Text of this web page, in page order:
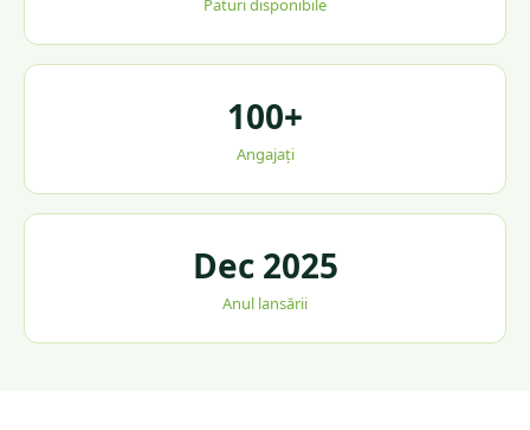
Paturi disponibile
100+
Angajați
Dec 2025
Anul lansării